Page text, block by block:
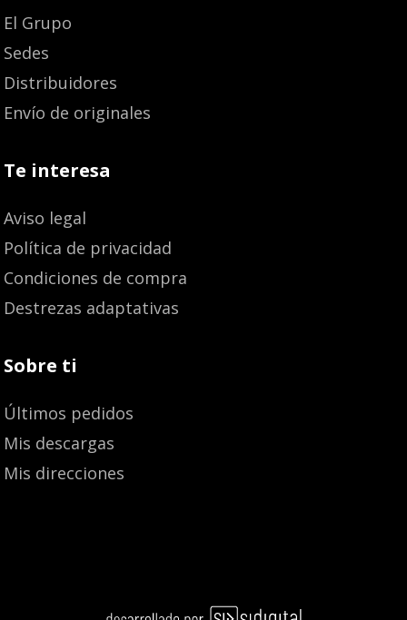
El Grupo
Sedes
Distribuidores
Envío de originales
Te interesa
Aviso legal
Política de privacidad
Condiciones de compra
Destrezas adaptativas
Sobre ti
Últimos pedidos
Mis descargas
Mis direcciones